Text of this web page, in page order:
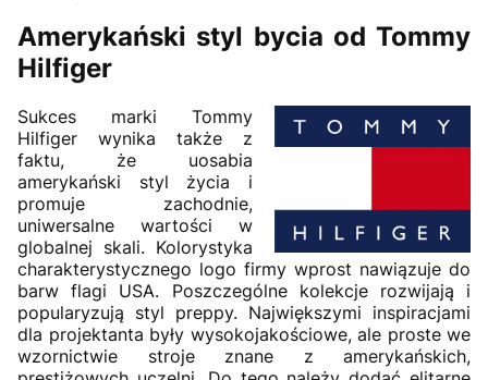
Amerykański styl bycia od Tommy
Hilfiger
Sukces marki Tommy
Hilfiger wynika także z
faktu, że uosabia
amerykański styl życia i
promuje zachodnie,
uniwersalne wartości w
globalnej skali. Kolorystyka
charakterystycznego logo firmy wprost nawiązuje do
barw flagi USA. Poszczególne kolekcje rozwijają i
popularyzują styl preppy. Największymi inspiracjami
dla projektanta były wysokojakościowe, ale proste we
wzornictwie stroje znane z amerykańskich,